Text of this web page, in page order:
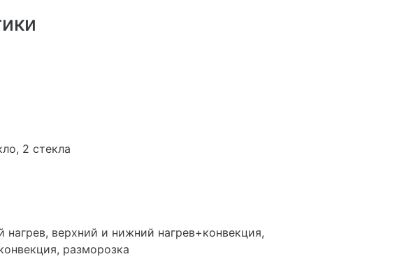
2 стекла
верхний и нижний нагрев+конвекция,
разморозка